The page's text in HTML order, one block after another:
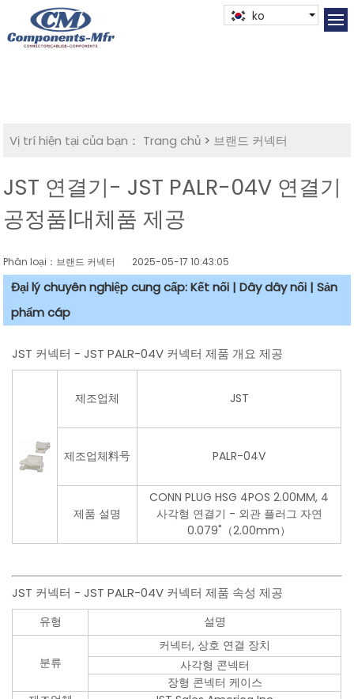
ko
Vị trí hiện tại của bạn： Trang chủ > 브랜드 커넥터
JST 연결기- JST PALR-04V 연결기
공정품|대체품 제공
Phân loại：브랜드 커넥터 2025-05-17 10:43:05
Đại lý chuyên nghiệp cung cấp: Kết nối | Dây dây nối | Sản
phẩm cáp
JST 커넥터 - JST PALR-04V 커넥터 제품 개요 제공
제조업체 JST
제조업체料号 PALR-04V
제품 설명
CONN PLUG HSG 4POS 2.00MM, 4
사각형 연결기 - 외관 플러그 자연
0.079"（2.00mm）
JST 커넥터 - JST PALR-04V 커넥터 제품 속성 제공
유형 설명
분류
커넥터, 상호 연결 장치
사각형 콘넥터
장형 콘넥터 케이스